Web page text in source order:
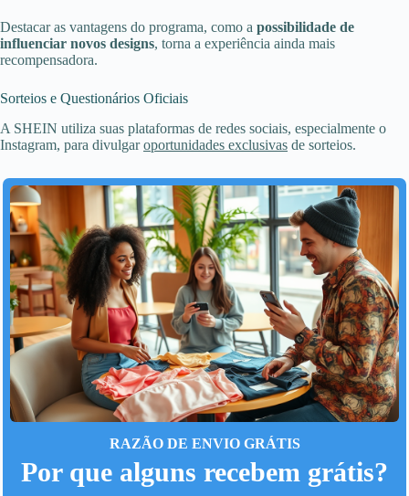
Destacar as vantagens do programa, como a possibilidade de
influenciar novos designs, torna a experiência ainda mais
recompensadora.
Sorteios e Questionários Oficiais
A SHEIN utiliza suas plataformas de redes sociais, especialmente o
Instagram, para divulgaroportunidades exclusivas de sorteios.
RAZÃO DE ENVIO GRÁTIS
Por que alguns recebem grátis?